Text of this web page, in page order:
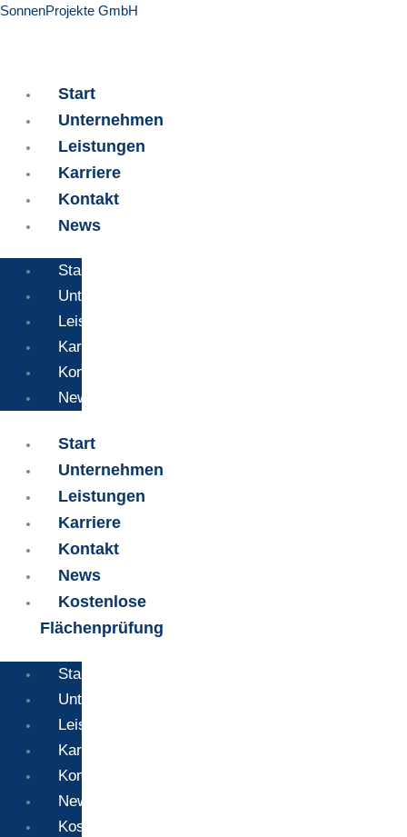
Zum
SonnenProjekte GmbH
Start
Unternehmen
Leistungen
Karriere
Kontakt
News
Start
Unternehmen
Leistungen
Karriere
Kontakt
News
Start
Unternehmen
Leistungen
Karriere
Kontakt
News
Kostenlose
Flächenprüfung
Start
Unternehmen
Leistungen
Karriere
Kontakt
News
Kostenlose